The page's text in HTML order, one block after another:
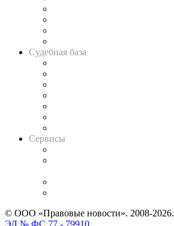
Судебная база
Сервисы
© ООО «Правовые новости». 2008-2026.
ЭЛ № ФС 77 - 79910.